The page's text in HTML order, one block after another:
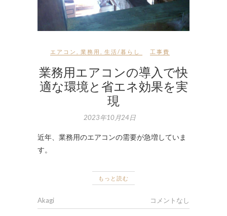
エアコン 業務用 生活/暮らし 工事費
業務用エアコンの導入で快
適な環境と省エネ効果を実
現
2023年10月24日
近年、業務用のエアコンの需要が急増していま
す。
もっと読む
Akagi コメントなし